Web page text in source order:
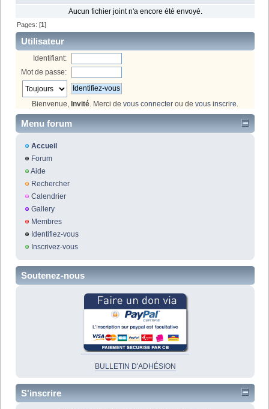
Aucun fichier joint n'a encore été envoyé.
Pages: [1]
Utilisateur
Identifiant:
Mot de passe:
Bienvenue, Invité. Merci de vous connecter ou de vous inscrire.
Menu forum
Accueil
Forum
Aide
Rechercher
Calendrier
Gallery
Membres
Identifiez-vous
Inscrivez-vous
Soutenez-nous
BULLETIN D'ADHÉSION
S'inscrire